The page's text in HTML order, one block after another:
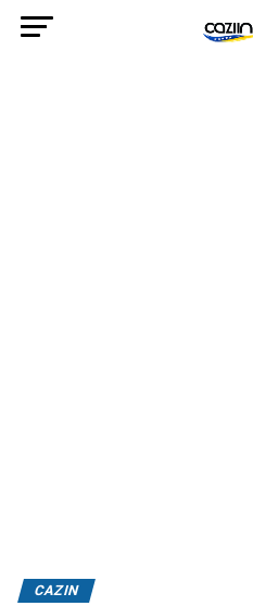
CAZIN